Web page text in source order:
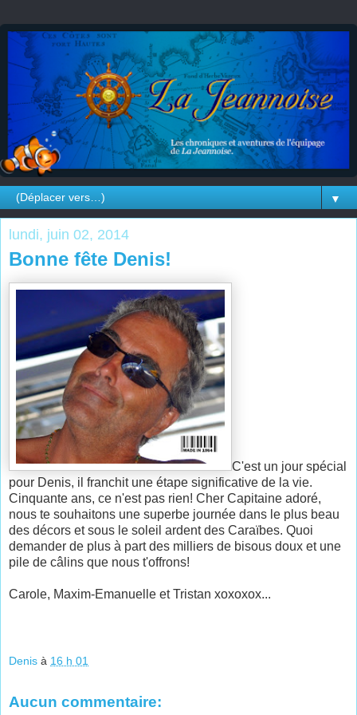
▼
lundi, juin 02, 2014
Bonne fête Denis!
C'est un jour spécial
pour Denis, il franchit une étape significative de la vie.
Cinquante ans, ce n'est pas rien! Cher Capitaine adoré,
nous te souhaitons une superbe journée dans le plus beau
des décors et sous le soleil ardent des Caraïbes. Quoi
demander de plus à part des milliers de bisous doux et une
pile de câlins que nous t'offrons!
Carole, Maxim-Emanuelle et Tristan xoxoxox...
Denis à 16 h 01
Aucun commentaire: